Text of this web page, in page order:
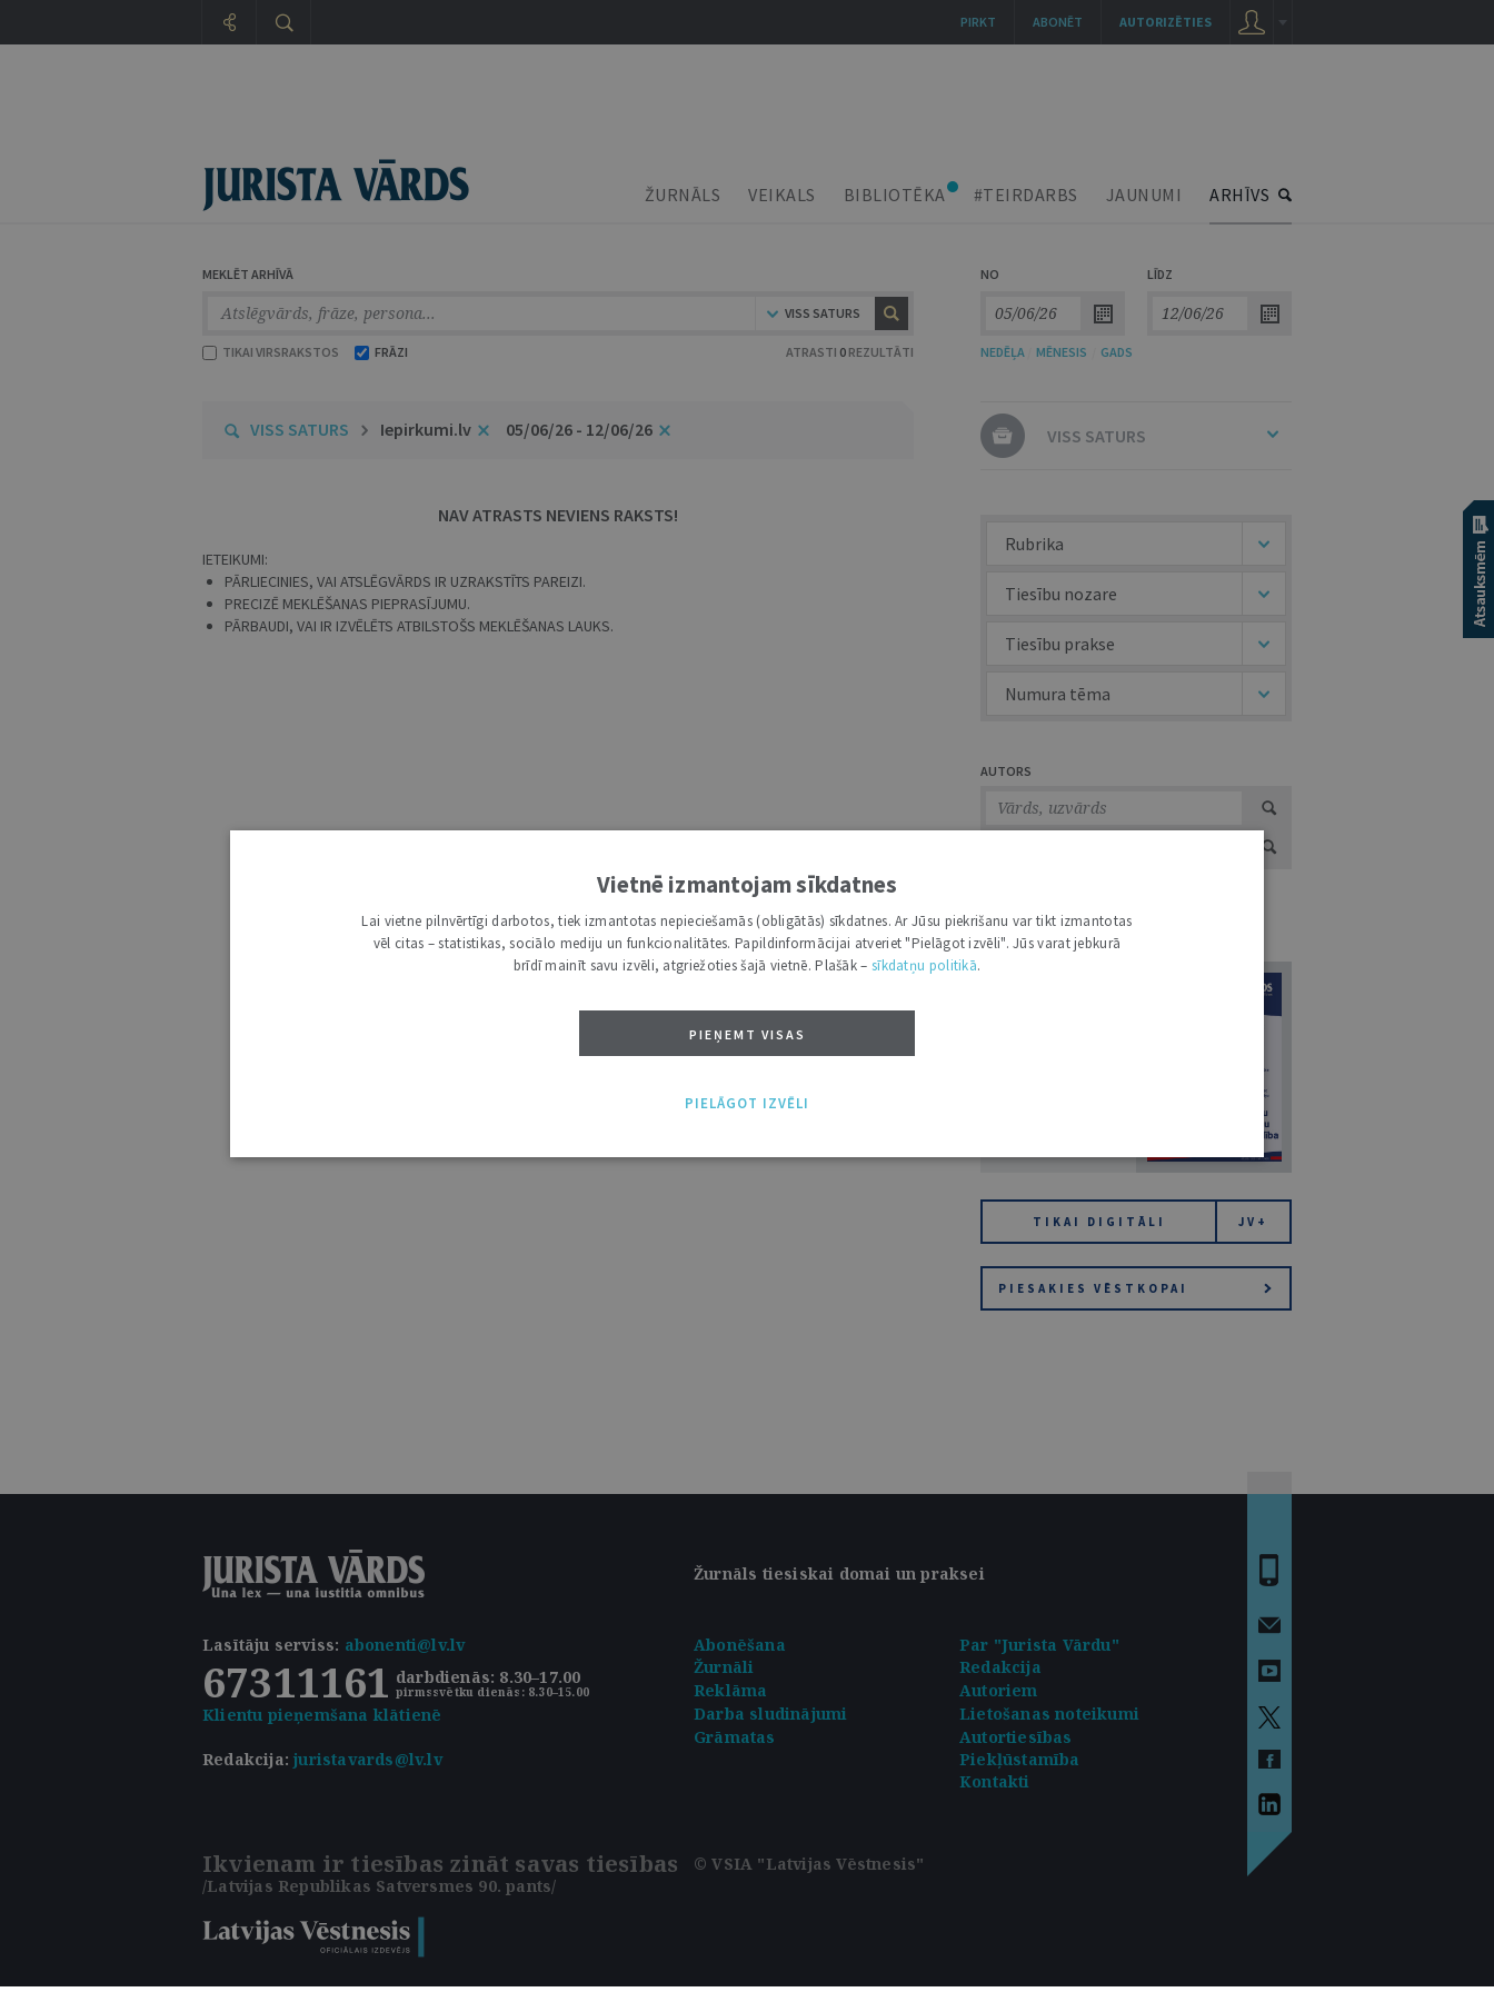
ŽURNĀLS VEIKALS BIBLIOTĒKA #TEIRDARBS JAUNUMI ARHĪVS
MEKLĒT ARHĪVĀ
VISS SATURS
TIKAI VIRSRAKSTOS FRĀZI ATRASTI 0 REZULTĀTI
NO LĪDZ
NEDĒĻA MĒNESIS GADS
VISS SATURS Iepirkumi.lv 05/06/26 - 12/06/26
NAV ATRASTS NEVIENS RAKSTS!
IETEIKUMI:
PĀRLIECINIES, VAI ATSLĒGVĀRDS IR UZRAKSTĪTS PAREIZI.
PRECIZĒ MEKLĒŠANAS PIEPRASĪJUMU.
PĀRBAUDI, VAI IR IZVĒLĒTS ATBILSTOŠS MEKLĒŠANAS LAUKS.
VISS SATURS
Rubrika
Tiesību nozare
Tiesību prakse
Numura tēma
AUTORS
ŽURNĀLU KATALOGS /
TIKAI DIGITĀLI JV+
PIESAKIES VĒSTKOPAI
Žurnāls tiesiskai domai un praksei
Lasītāju serviss: abonenti@lv.lv
67311161 darbdienās: 8.30–17.00
pirmssvētku dienās: 8.30–15.00
Klientu pieņemšana klātienē
Abonēšana
Par "Jurista Vārdu"
Žurnāli
Redakcija
Reklāma
Autoriem
Darba sludinājumi
Lietošanas noteikumi
Redakcija:juristavards@lv.lv
Grāmatas
Autortiesības
Piekļūstamība
Kontakti
Ikvienam ir tiesības zināt savas tiesības
/Latvijas Republikas Satversmes 90. pants/
© VSIA "Latvijas Vēstnesis"
AUTORIZĒTIES
ABONĒT
PIRKT
Vietnē izmantojam sīkdatnes
Lai vietne pilnvērtīgi darbotos, tiek izmantotas nepieciešamās (obligātās) sīkdatnes. Ar Jūsu piekrišanu var tikt izmantotas
vēl citas – statistikas, sociālo mediju un funkcionalitātes. Papildinformācijai atveriet "Pielāgot izvēli". Jūs varat jebkurā
brīdī mainīt savu izvēli, atgriežoties šajā vietnē. Plašāk – sīkdatņu politikā.
PIEŅEMT VISAS
PIELĀGOT IZVĒLI